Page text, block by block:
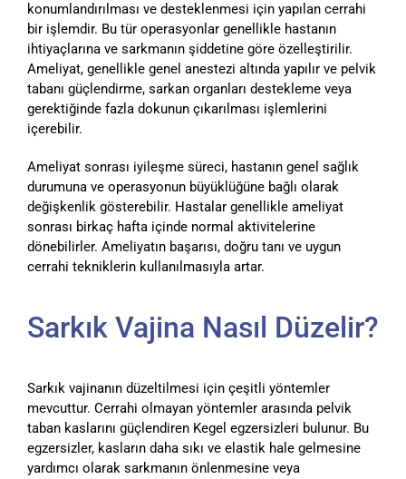
konumlandırılması ve desteklenmesi için yapılan cerrahi
bir işlemdir. Bu tür operasyonlar genellikle hastanın
ihtiyaçlarına ve sarkmanın şiddetine göre özelleştirilir.
Ameliyat, genellikle genel anestezi altında yapılır ve pelvik
tabanı güçlendirme, sarkan organları destekleme veya
gerektiğinde fazla dokunun çıkarılması işlemlerini
içerebilir.
Ameliyat sonrası iyileşme süreci, hastanın genel sağlık
durumuna ve operasyonun büyüklüğüne bağlı olarak
değişkenlik gösterebilir. Hastalar genellikle ameliyat
sonrası birkaç hafta içinde normal aktivitelerine
dönebilirler. Ameliyatın başarısı, doğru tanı ve uygun
cerrahi tekniklerin kullanılmasıyla artar.
Sarkık Vajina Nasıl Düzelir?
Sarkık vajinanın düzeltilmesi için çeşitli yöntemler
mevcuttur. Cerrahi olmayan yöntemler arasında pelvik
taban kaslarını güçlendiren Kegel egzersizleri bulunur. Bu
egzersizler, kasların daha sıkı ve elastik hale gelmesine
yardımcı olarak sarkmanın önlenmesine veya